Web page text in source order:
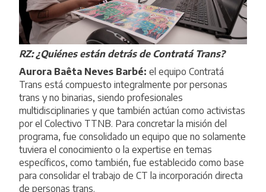
RZ: ¿Quiénes están detrás de Contratá Trans?
Aurora Baêta Neves Barbé: el equipo Contratá
Trans está compuesto integralmente por personas
trans y no binarias, siendo profesionales
multidisciplinaries y que también actúan como activistas
por el Colectivo TTNB. Para concretar la misión del
programa, fue consolidado un equipo que no solamente
tuviera el conocimiento o la expertise en temas
específicos, como también, fue establecido como base
para consolidar el trabajo de CT la incorporación directa
de personas trans.